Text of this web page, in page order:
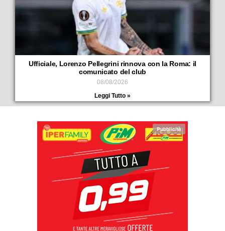
Ufficiale, Lorenzo Pellegrini rinnova con la Roma: il
comunicato del club
08/08/2026
Leggi Tutto »
Pubblicità